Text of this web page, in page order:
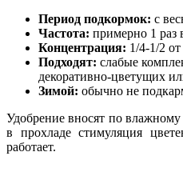
Период подкормок: с
Частота: примерно 1 раз
Концентрация: 1/4-1/2
Подходят: слабые
декоративно-цветущих
Зимой: обычно не
Удобрение вносят по
в прохладе стимуляция
работает.